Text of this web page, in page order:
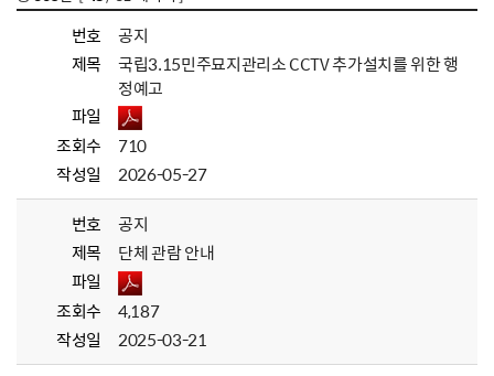
번호
공지
제목
국립3.15민주묘지관리소 CCTV 추가설치를 위한 행
정예고
파일
조회수
710
작성일
2026-05-27
번호
공지
제목
단체 관람 안내
파일
조회수
4,187
작성일
2025-03-21